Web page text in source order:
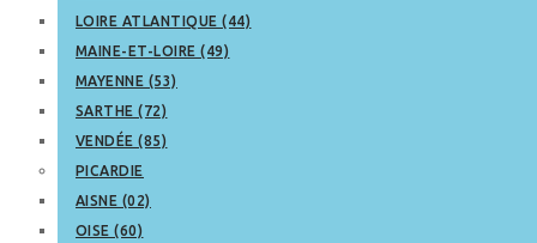
LOIRE ATLANTIQUE (44)
MAINE-ET-LOIRE (49)
MAYENNE (53)
SARTHE (72)
VENDÉE (85)
PICARDIE
AISNE (02)
OISE (60)